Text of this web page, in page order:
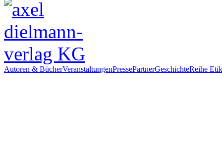
Autoren & BücherVeranstaltungenPressePartnerGeschichteReihe